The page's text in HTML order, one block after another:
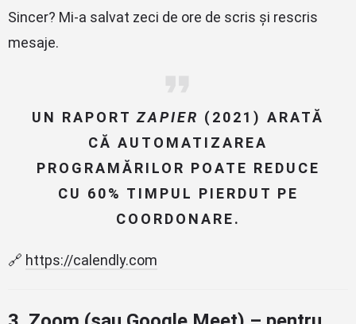
Sincer? Mi-a salvat zeci de ore de scris și rescris
mesaje.
UN RAPORTZAPIER (2021) ARATĂ
CĂ AUTOMATIZAREA
PROGRAMĂRILOR POATE REDUCE
CU 60% TIMPUL PIERDUT PE
COORDONARE.
🔗 https://calendly.com